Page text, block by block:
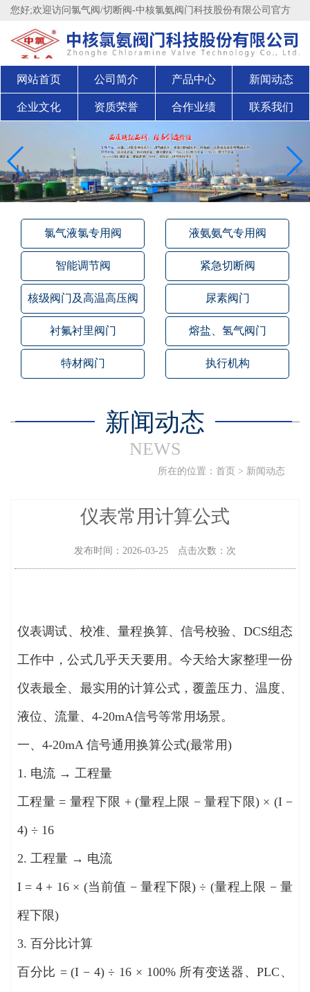
您好;欢迎访问氯气阀/切断阀-中核氯氨阀门科技股份有限公司官方
网站官方网站！
股权代码：200711
网站首页 公司简介 产品中心 新闻动态
企业文化 资质荣誉 合作业绩 联系我们
氯气液氯专用阀 液氨氨气专用阀
智能调节阀 紧急切断阀
核级阀门及高温高压阀 尿素阀门
衬氟衬里阀门 熔盐、氢气阀门
特材阀门 执行机构
新闻动态
NEWS
所在的位置：首页 > 新闻动态
仪表常用计算公式
发布时间：2026-03-25 点击次数：次
仪表调试、校准、量程换算、信号校验、DCS组态
工作中，公式几乎天天要用。今天给大家整理一份
仪表最全、最实用的计算公式，覆盖压力、温度、
液位、流量、4-20mA信号等常用场景。
一、4-20mA 信号通用换算公式(最常用)
1. 电流 → 工程量
工程量 = 量程下限 + (量程上限 − 量程下限) × (I −
4) ÷ 16
2. 工程量 → 电流
I = 4 + 16 × (当前值 − 量程下限) ÷ (量程上限 − 量
程下限)
3. 百分比计算
百分比 = (I − 4) ÷ 16 × 100% 所有变送器、PLC、